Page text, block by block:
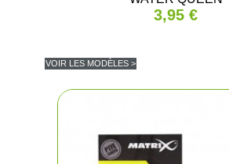
3,95 €
VOIR LES MODÈLES >